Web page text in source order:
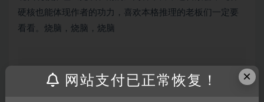
硬核也能体现作者的功力，喜欢本格推理的老板们一定要
看看。烧脑，烧脑，烧脑
因百度网盘限制，链接有失效的风险，如遇到无
×
网站支付已正常恢复！